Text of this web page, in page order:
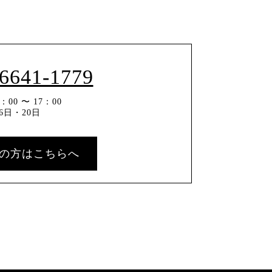
1779
00 〜 17：00
・20日
方はこちらへ